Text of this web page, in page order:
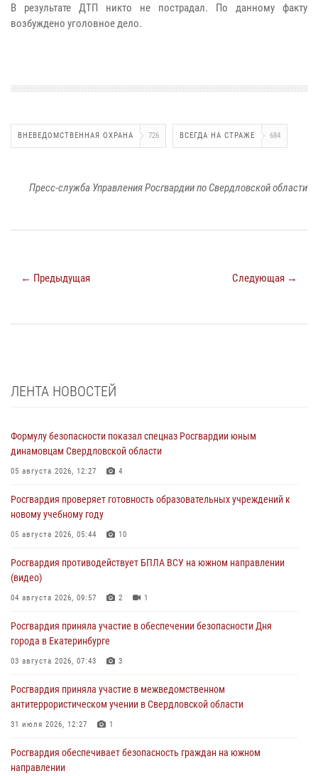
В результате ДТП никто не пострадал. По данному факту
возбуждено уголовное дело.
ВНЕВЕДОМСТВЕННАЯ ОХРАНА 726 ВСЕГДА НА СТРАЖЕ 684
Пресс-служба Управления Росгвардии по Свердловской области
← Предыдущая Следующая →
ЛЕНТА НОВОСТЕЙ
Формулу безопасности показал спецназ Росгвардии юным
динамовцам Свердловской области
05 августа 2026, 12:27 4
Росгвардия проверяет готовность образовательных учреждений к
новому учебному году
05 августа 2026, 05:44 10
Росгвардия противодействует БПЛА ВСУ на южном направлении
(видео)
04 августа 2026, 09:57 2 1
Росгвардия приняла участие в обеспечении безопасности Дня
города в Екатеринбурге
03 августа 2026, 07:43 3
Росгвардия приняла участие в межведомственном
антитеррористическом учении в Свердловской области
31 июля 2026, 12:27 1
Росгвардия обеспечивает безопасность граждан на южном
направлении